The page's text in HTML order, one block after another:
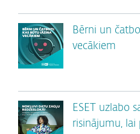
Bērni un
vecākiem
ESET uzlabo
risinājumu, lai